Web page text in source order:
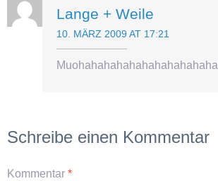
Lange + Weile
10. MÄRZ 2009 AT 17:21
Schreibe einen Kommentar
Kommentar *